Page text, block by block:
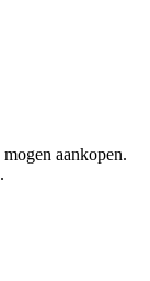
mogen aankopen.